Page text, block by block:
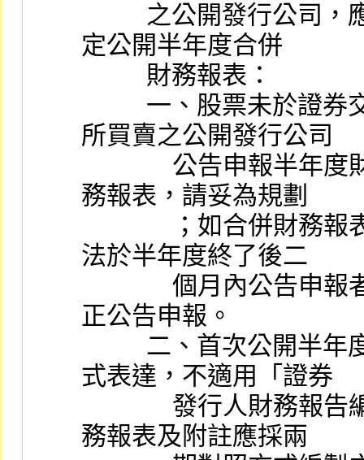
定公開半年度合併
          財務報表：
所買賣之公開發行公司
務報表，請妥為規劃
法於半年度終了後二
正公告申報。
式表達，不適用「證券
務報表及附註應採兩